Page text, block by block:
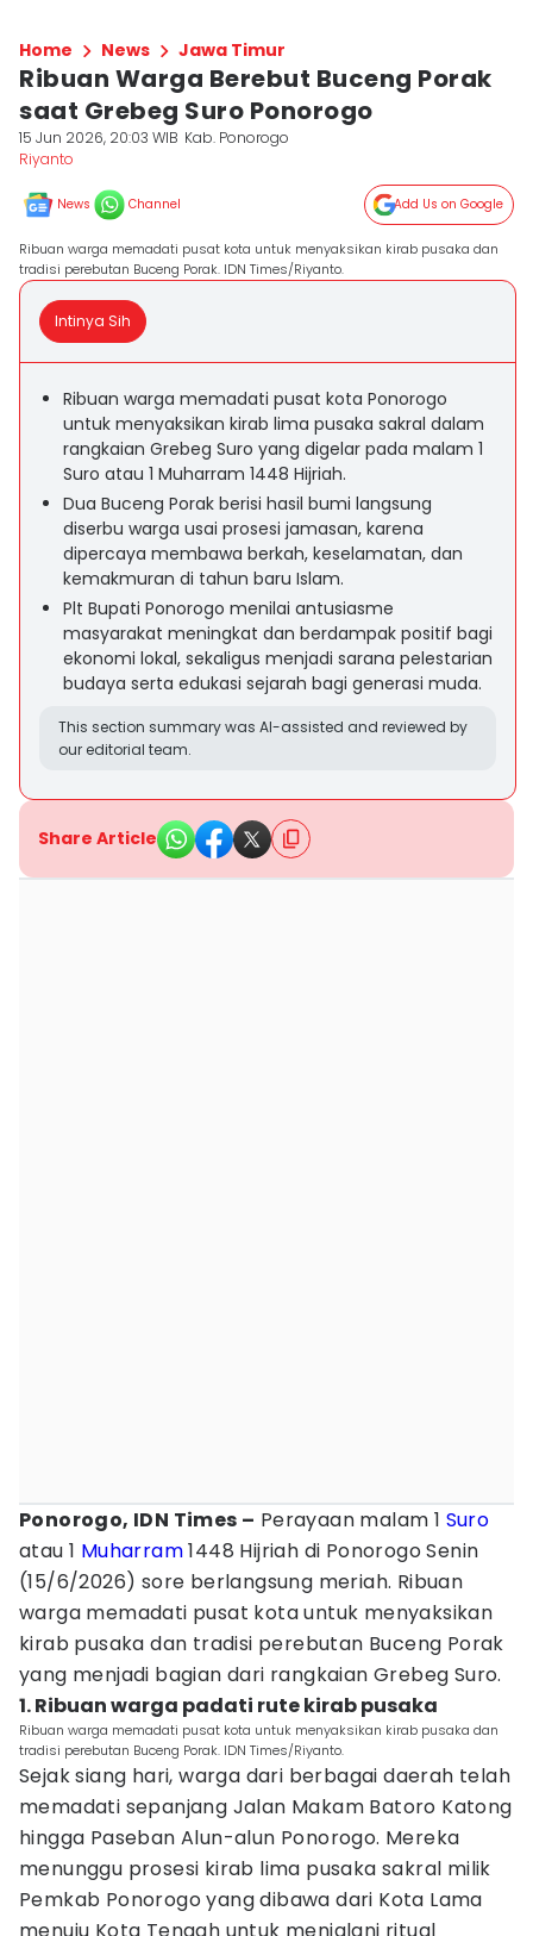
Home News Jawa Timur
Ribuan Warga Berebut Buceng Porak
saat Grebeg Suro Ponorogo
15 Jun 2026, 20:03 WIB Kab. Ponorogo
Riyanto
News Channel Add Us on Google
Ribuan warga memadati pusat kota untuk menyaksikan kirab pusaka dan
tradisi perebutan Buceng Porak. IDN Times/Riyanto.
Intinya Sih
Ribuan warga memadati pusat kota Ponorogo
untuk menyaksikan kirab lima pusaka sakral dalam
rangkaian Grebeg Suro yang digelar pada malam 1
Suro atau 1 Muharram 1448 Hijriah.
Dua Buceng Porak berisi hasil bumi langsung
diserbu warga usai prosesi jamasan, karena
dipercaya membawa berkah, keselamatan, dan
kemakmuran di tahun baru Islam.
Plt Bupati Ponorogo menilai antusiasme
masyarakat meningkat dan berdampak positif bagi
ekonomi lokal, sekaligus menjadi sarana pelestarian
budaya serta edukasi sejarah bagi generasi muda.
This section summary was AI-assisted and reviewed by
our editorial team.
Share Article
Ponorogo, IDN Times – Perayaan malam 1 Suro
atau 1 Muharram1448 Hijriah di Ponorogo Senin
(15/6/2026) sore berlangsung meriah. Ribuan
warga memadati pusat kota untuk menyaksikan
kirab pusaka dan tradisi perebutan Buceng Porak
yang menjadi bagian dari rangkaian Grebeg Suro.
1. Ribuan warga padati rute kirab pusaka
Ribuan warga memadati pusat kota untuk menyaksikan kirab pusaka dan
tradisi perebutan Buceng Porak. IDN Times/Riyanto.
Sejak siang hari, warga dari berbagai daerah telah
memadati sepanjang Jalan Makam Batoro Katong
hingga Paseban Alun-alun Ponorogo. Mereka
menunggu prosesi kirab lima pusaka sakral milik
Pemkab Ponorogo yang dibawa dari Kota Lama